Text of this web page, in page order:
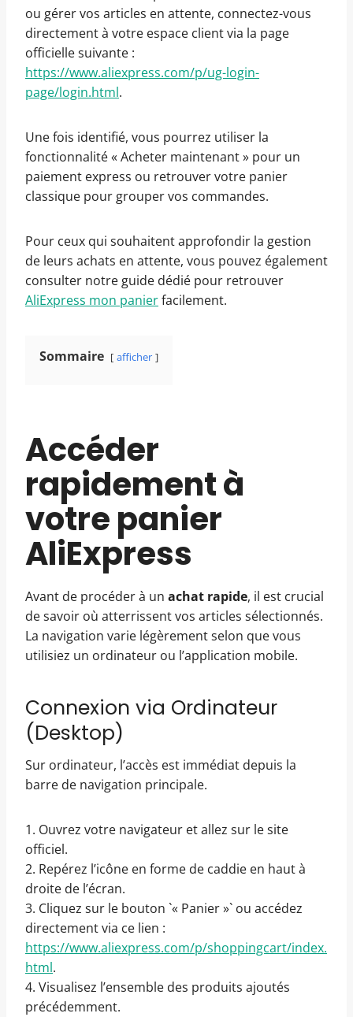
ou gérer vos articles en attente, connectez-vous
directement à votre espace client via la page
officielle suivante :
https://www.aliexpress.com/p/ug-login-
page/login.html.
Une fois identifié, vous pourrez utiliser la
fonctionnalité « Acheter maintenant » pour un
paiement express ou retrouver votre panier
classique pour grouper vos commandes.
Pour ceux qui souhaitent approfondir la gestion
de leurs achats en attente, vous pouvez également
consulter notre guide dédié pour retrouver
AliExpress mon panierfacilement.
Sommaire afficher
Accéder
rapidement à
votre panier
AliExpress
Avant de procéder à un achat rapide, il est crucial
de savoir où atterrissent vos articles sélectionnés.
La navigation varie légèrement selon que vous
utilisiez un ordinateur ou l’application mobile.
Connexion via Ordinateur
(Desktop)
Sur ordinateur, l’accès est immédiat depuis la
barre de navigation principale.
1. Ouvrez votre navigateur et allez sur le site
officiel.
2. Repérez l’icône en forme de caddie en haut à
droite de l’écran.
3. Cliquez sur le bouton `« Panier »` ou accédez
directement via ce lien :
https://www.aliexpress.com/p/shoppingcart/index.
html.
4. Visualisez l’ensemble des produits ajoutés
précédemment.